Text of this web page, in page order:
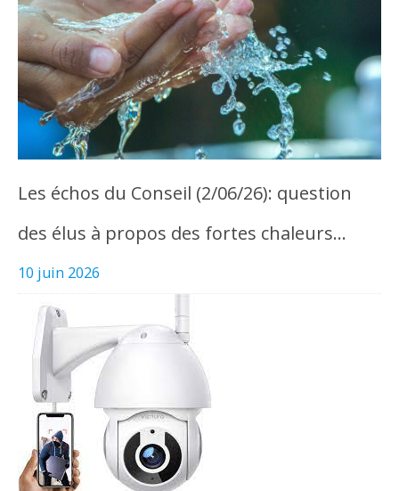
Les échos du Conseil (2/06/26): question
des élus à propos des fortes chaleurs…
10 juin 2026